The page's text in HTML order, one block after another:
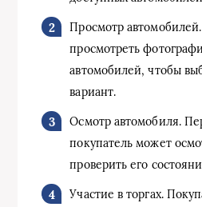
Просмотр
просмотреть
автомобилей, чтобы
вариант.
Осмотр автомобиля.
покупатель может
проверить его
Участие в торгах.